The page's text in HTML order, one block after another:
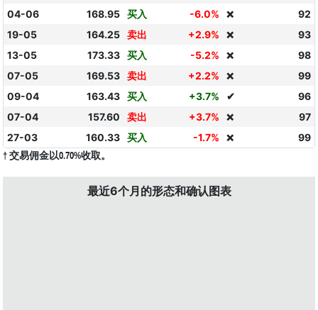
04-06
168.95 买入 -6.0% ❌
92
19-05
164.25 卖出 +2.9% ❌
93
13-05
173.33 买入 -5.2% ❌
98
07-05
169.53 卖出 +2.2% ❌
99
09-04
163.43 买入 +3.7% ✔
96
07-04
157.60 卖出 +3.7% ❌
97
27-03
160.33 买入 -1.7% ❌ 99
† 交易佣金以0.70%收取。
最近6个月的形态和确认图表